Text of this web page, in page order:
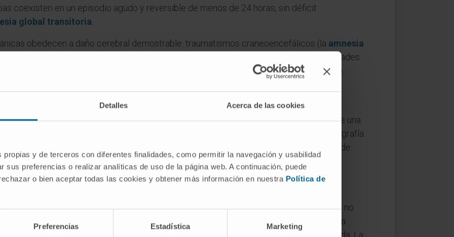
Detalles Acerca de las cookies
propias y de terceros con diferentes finalidades, como permitir la navegación y usabilidad
sus preferencias o realizar analíticas de uso de la página web. A continuación, puede
o bien aceptar todas las cookies y obtener más información en nuestra Política de
Preferencias Estadística Marketing
coexisten en un episodio agudo y reversible de menos de 24 horas, sin déficit
global transitoria
obedecen a daño cerebral demostrable: traumatismos craneoencefálicos (la amnesia
en adultos jóvenes), accidentes vasculares, encefalitis, tumores o enfermedades
que acompaña a las demencias representa el extremo crónico de este grupo.
traumáticas.
afecta a un intervalo temporal concreto (la «laguna» de un episodio epiléptico, de una
mientras que formas más extensas pueden abarcar meses o años de la biografía
distinguía también entre amnesia de fijación (equivalente a la anterógrada) y amnesia de
denominaciones que todavía aparecen en textos de tradición francófona.
generales
de «amnesia» porque se trata de un síntoma transversal a muchas enfermedades, no
datos parciales que permiten dimensionar el problema. La amnesia global transitoria
8 casos por 100 000 habitantes y año, con pico en la sexta y séptima décadas de la vida. La